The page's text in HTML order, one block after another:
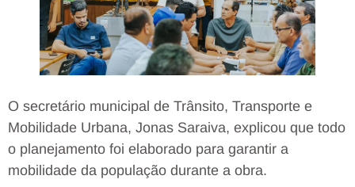
O secretário municipal de Trânsito, Transporte e
Mobilidade Urbana, Jonas Saraiva, explicou que todo
o planejamento foi elaborado para garantir a
mobilidade da população durante a obra.